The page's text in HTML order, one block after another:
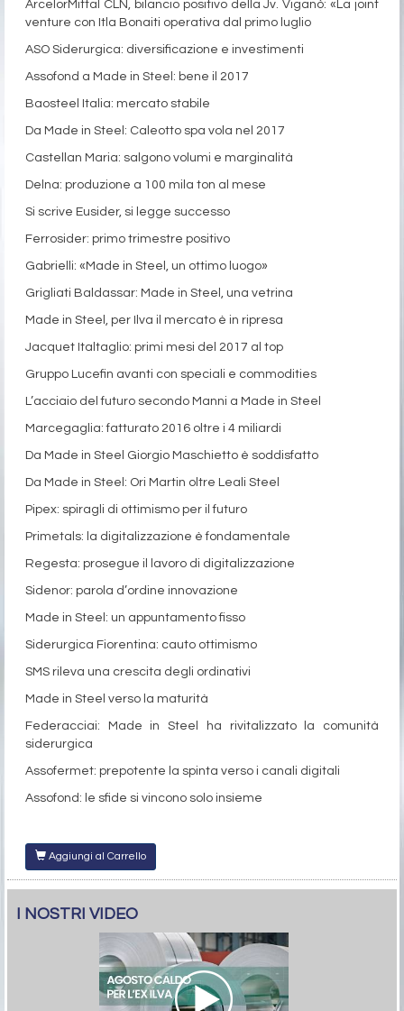
ArcelorMittal CLN, bilancio positivo della Jv. Viganò: «La joint
venture con Itla Bonaiti operativa dal primo luglio
ASO Siderurgica: diversificazione e investimenti
Assofond a Made in Steel: bene il 2017
Baosteel Italia: mercato stabile
Da Made in Steel: Caleotto spa vola nel 2017
Castellan Maria: salgono volumi e marginalità
Delna: produzione a 100 mila ton al mese
Si scrive Eusider, si legge successo
Ferrosider: primo trimestre positivo
Gabrielli: «Made in Steel, un ottimo luogo»
Grigliati Baldassar: Made in Steel, una vetrina
Made in Steel, per Ilva il mercato è in ripresa
Jacquet Italtaglio: primi mesi del 2017 al top
Gruppo Lucefin avanti con speciali e commodities
L’acciaio del futuro secondo Manni a Made in Steel
Marcegaglia: fatturato 2016 oltre i 4 miliardi
Da Made in Steel Giorgio Maschietto è soddisfatto
Da Made in Steel: Ori Martin oltre Leali Steel
Pipex: spiragli di ottimismo per il futuro
Primetals: la digitalizzazione è fondamentale
Regesta: prosegue il lavoro di digitalizzazione
Sidenor: parola d’ordine innovazione
Made in Steel: un appuntamento fisso
Siderurgica Fiorentina: cauto ottimismo
SMS rileva una crescita degli ordinativi
Made in Steel verso la maturità
Federacciai: Made in Steel ha rivitalizzato la comunità
siderurgica
Assofermet: prepotente la spinta verso i canali digitali
Assofond: le sfide si vincono solo insieme
Aggiungi al Carrello
I NOSTRI VIDEO